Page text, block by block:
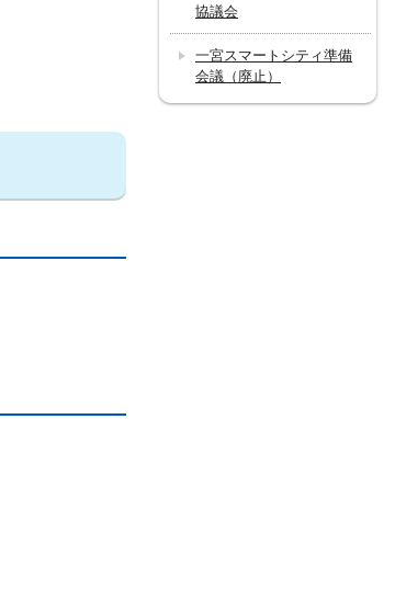
協議会
一宮スマートシティ準備
会議（廃止）